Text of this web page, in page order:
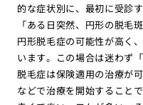
的な症状別に、最初に受診
「ある日突然、円形の脱毛
円形脱毛症の可能性が高く
います。この場合は迷わず
脱毛症は保険適用の治療が
などで治療を開始すること